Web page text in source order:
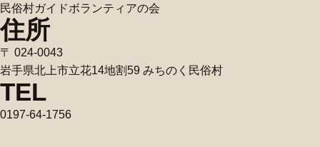
民俗村ガイドボランティアの会
住所
〒 024-0043
岩手県北上市立花14地割59 みちのく民俗村
TEL
0197-64-1756